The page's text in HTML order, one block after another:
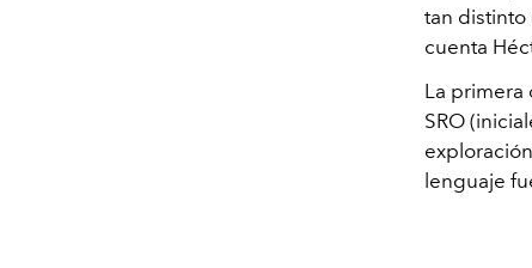
tan distinto
cuenta
La primera
SRO
lenguaje